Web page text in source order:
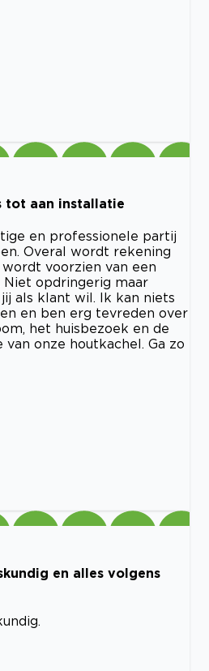
tot aan installatie
en professionele partij
Overal wordt rekening
voorzien van een
Niet opdringerig maar
als klant wil. Ik kan niets
en ben erg tevreden over
het huisbezoek en de
onze houtkachel. Ga zo
en alles volgens